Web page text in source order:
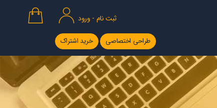
ثبت نام - ورود
طراحی اختصاصی خرید اشتراک